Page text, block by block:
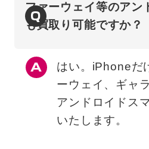
Q
ファーウェイ等のアン
も買取り可能ですか？
はい。iPhoneだ
ーウェイ、ギャ
アンドロイドス
いたします。